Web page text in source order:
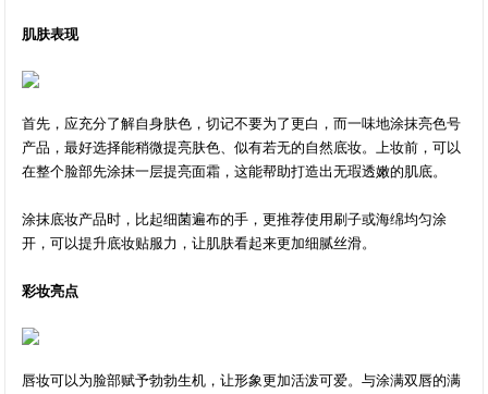
肌肤表现
首先，应充分了解自身肤色，切记不要为了更白，而一味地涂抹亮色号
产品，最好选择能稍微提亮肤色、似有若无的自然底妆。上妆前，可以
在整个脸部先涂抹一层提亮面霜，这能帮助打造出无瑕透嫩的肌底。
涂抹底妆产品时，比起细菌遍布的手，更推荐使用刷子或海绵均匀涂
开，可以提升底妆贴服力，让肌肤看起来更加细腻丝滑。
彩妆亮点
唇妆可以为脸部赋予勃勃生机，让形象更加活泼可爱。与涂满双唇的满